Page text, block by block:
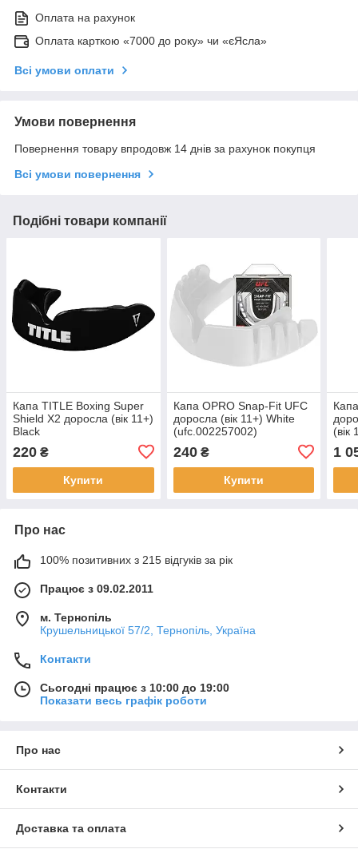
Оплата на рахунок
Оплата карткою «7000 до року» чи «єЯсла»
Всі умови оплати
Умови повернення
Повернення товару впродовж 14 днів за рахунок покупця
Всі умови повернення
Подібні товари компанії
Капа TITLE Boxing Super
Shield X2 доросла (вік 11+)
Black
220 ₴
Купити
Капа OPRO Snap-Fit UFC
доросла (вік 11+) White
(ufc.002257002)
240₴
Купити
(вік
1
Про нас
100% позитивних з 215 відгуків за рік
Працює з 09.02.2011
м. Тернопіль
Крушельницької 57/2, Тернопіль, Україна
Контакти
Сьогодні працює з 10:00 до 19:00
Показати весь графік роботи
Про нас
Контакти
Доставка та оплата